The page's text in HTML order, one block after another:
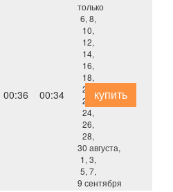
00:36 00:34
только
6, 8,
10,
12,
14,
16,
18,
20,
22,
24,
26,
28,
30 августа,
1, 3,
5, 7,
9 сентября
купить